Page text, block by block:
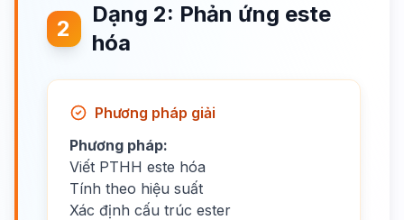
2
Dạng 2: Phản ứng este
hóa
Phương pháp giải
Phương pháp:
Viết PTHH este hóa
Tính theo hiệu suất
Xác định cấu trúc ester